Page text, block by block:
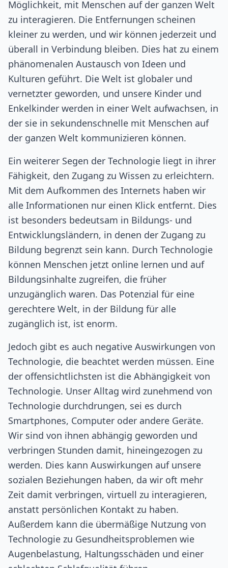
Möglichkeit, mit Menschen auf der ganzen Welt
zu interagieren. Die Entfernungen scheinen
kleiner zu werden, und wir können jederzeit und
überall in Verbindung bleiben. Dies hat zu einem
phänomenalen Austausch von Ideen und
Kulturen geführt. Die Welt ist globaler und
vernetzter geworden, und unsere Kinder und
Enkelkinder werden in einer Welt aufwachsen, in
der sie in sekundenschnelle mit Menschen auf
der ganzen Welt kommunizieren können.
Ein weiterer Segen der Technologie liegt in ihrer
Fähigkeit, den Zugang zu Wissen zu erleichtern.
Mit dem Aufkommen des Internets haben wir
alle Informationen nur einen Klick entfernt. Dies
ist besonders bedeutsam in Bildungs- und
Entwicklungsländern, in denen der Zugang zu
Bildung begrenzt sein kann. Durch Technologie
können Menschen jetzt online lernen und auf
Bildungsinhalte zugreifen, die früher
unzugänglich waren. Das Potenzial für eine
gerechtere Welt, in der Bildung für alle
zugänglich ist, ist enorm.
Jedoch gibt es auch negative Auswirkungen von
Technologie, die beachtet werden müssen. Eine
der offensichtlichsten ist die Abhängigkeit von
Technologie. Unser Alltag wird zunehmend von
Technologie durchdrungen, sei es durch
Smartphones, Computer oder andere Geräte.
Wir sind von ihnen abhängig geworden und
verbringen Stunden damit, hineingezogen zu
werden. Dies kann Auswirkungen auf unsere
sozialen Beziehungen haben, da wir oft mehr
Zeit damit verbringen, virtuell zu interagieren,
anstatt persönlichen Kontakt zu haben.
Außerdem kann die übermäßige Nutzung von
Technologie zu Gesundheitsproblemen wie
Augenbelastung, Haltungsschäden und einer